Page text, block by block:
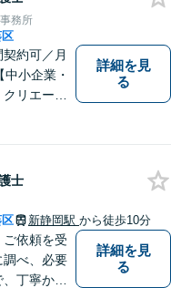
務所
契約可／月
小企業・
リエータ
争防止法
富」「リ
高精度契約
詳細を見
る
士
新静岡駅 から徒歩10分
ご依頼を受
調べ、必要
丁寧かつ
詳細を見
る